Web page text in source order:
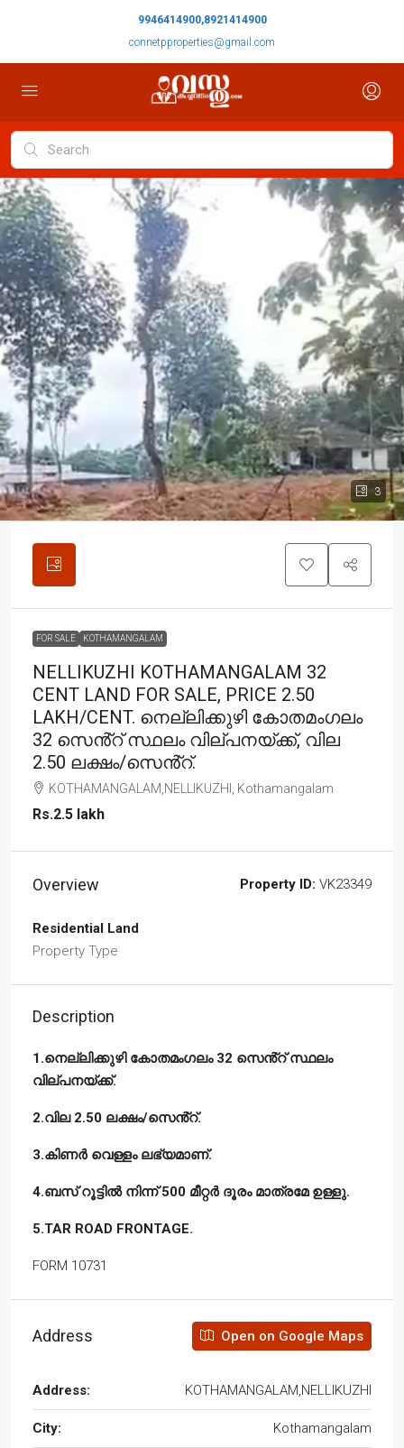
9946414900,8921414900
connetpproperties@gmail.com
3
FOR SALE KOTHAMANGALAM
NELLIKUZHI KOTHAMANGALAM 32
CENT LAND FOR SALE, PRICE 2.50
LAKH/CENT. നെല്ലിക്കുഴി കോതമംഗലം
32 സെൻ്റ് സ്ഥലം വില്പനയ്ക്ക്, വില
2.50 ലക്ഷം/സെൻ്റ്.
KOTHAMANGALAM,NELLIKUZHI, Kothamangalam
Rs.2.5 lakh
Overview Property ID: VK23349
Residential Land
Property Type
Description
1.നെല്ലിക്കുഴി കോതമംഗലം 32 സെൻ്റ് സ്ഥലം
വില്പനയ്ക്ക്.
2.വില 2.50 ലക്ഷം/സെൻ്റ്.
3.കിണർ വെള്ളം ലഭ്യമാണ്.
4.ബസ് റൂട്ടിൽ നിന്ന് 500 മീറ്റർ ദൂരം മാത്രമേ ഉള്ളു.
5.TAR ROAD FRONTAGE.
FORM 10731
Address Open on Google Maps
Address: KOTHAMANGALAM,NELLIKUZHI
City: Kothamangalam